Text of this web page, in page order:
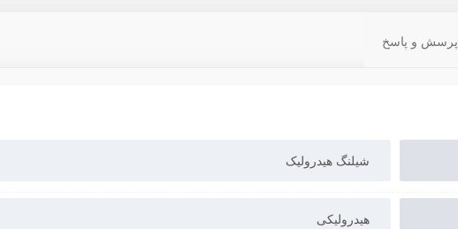
پرسش و پاسخ
شیلنگ هیدرولیک
هیدرولیکی